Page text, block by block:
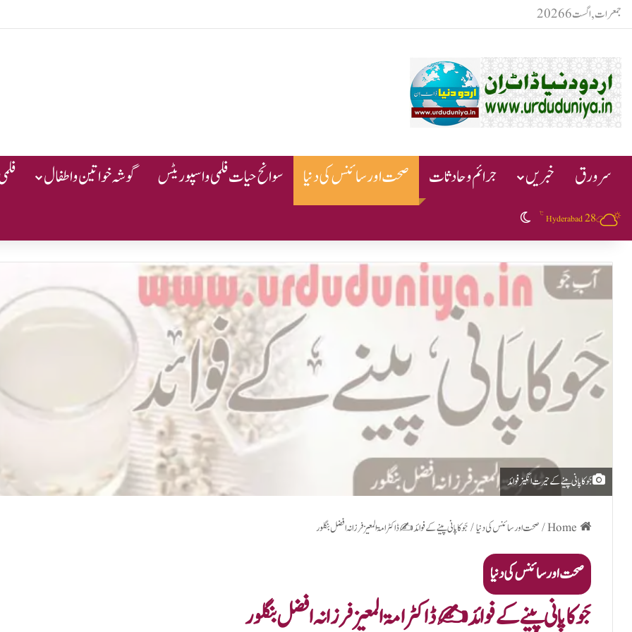
جمعرات, اگست 6 2026
سرورق خبریں جرائم و حادثات صحت اور سائنس کی دنیا سوانح حیات فلمی و اسپوریٹس گوشہ خواتین و اطفال
Hyderabad28
℃
جَو کا پانی پینے کے حیرت انگیز فوائد
/صحت اور سائنس کی دنیا/جَو کا پانی پینے کے فوائد✍️ڈاکٹر امۃ المعیز فرزانہ افضل بنگلور
صحت اور سائنس کی دنیا
جَو کا پانی پینے کے فوائد✍️ڈاکٹر امۃ المعیز فرزانہ افضل بنگلور